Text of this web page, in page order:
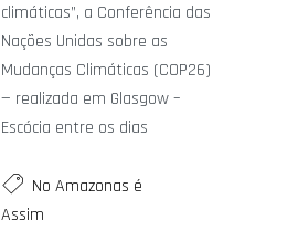
climáticas”, a Conferência das
Nações Unidas sobre as
Mudanças Climáticas (COP26)
— realizada em Glasgow –
Escócia entre os dias
No Amazonas é
Assim